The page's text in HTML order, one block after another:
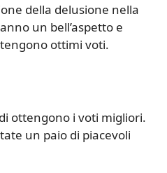
della delusione nella
un bell’aspetto e
ottimi voti.
ottengono i voti migliori.
un paio di piacevoli